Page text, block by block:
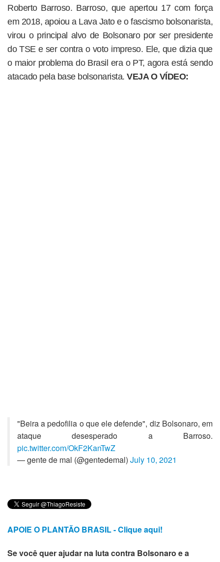
Roberto Barroso. Barroso, que apertou 17 com força
em 2018, apoiou a Lava Jato e o fascismo bolsonarista,
virou o principal alvo de Bolsonaro por ser presidente
do TSE e ser contra o voto impreso. Ele, que dizia que
o maior problema do Brasil era o PT, agora está sendo
atacado pela base bolsonarista. VEJA O VÍDEO:
"Beira a pedofilia o que ele defende", diz Bolsonaro, em
ataque desesperado a Barroso.
pic.twitter.com/OkF2KanTwZ
— gente de mal (@gentedemal) July 10, 2021
APOIE O PLANTÃO BRASIL - Clique aqui!
Se você quer ajudar na luta contra Bolsonaro e a